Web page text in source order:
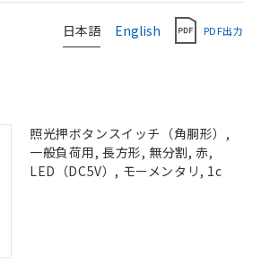
日本語 English PDF出力
照光押ボタンスイッチ（角胴形）,
一般負荷用, 長方形, 無分割, 赤,
LED（DC5V）, モーメンタリ, 1c